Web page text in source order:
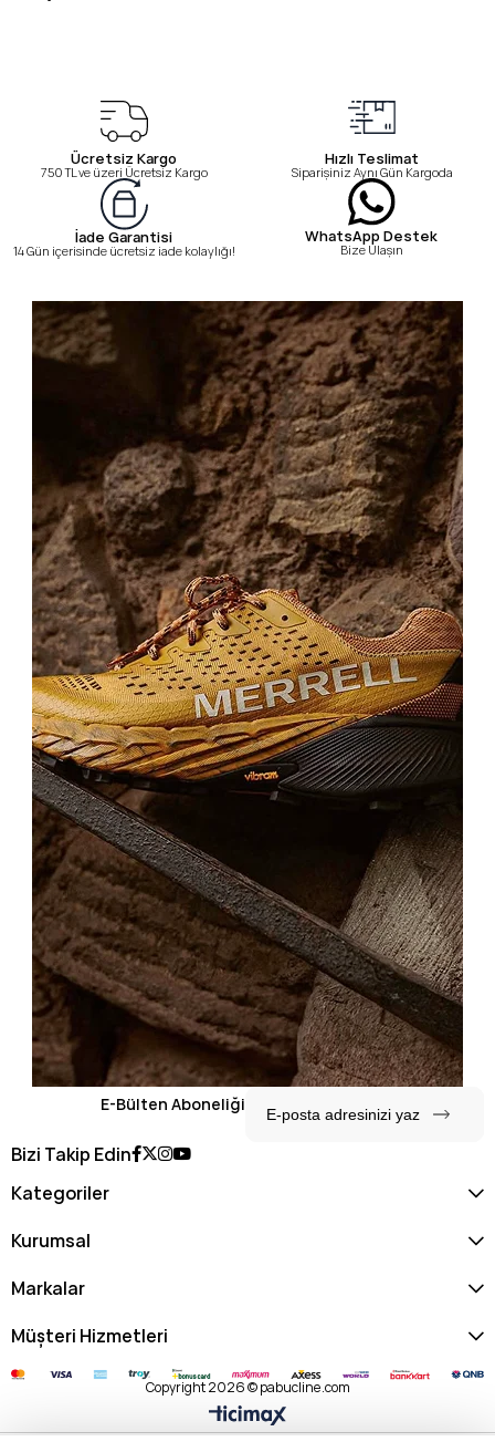
Ücretsiz Kargo
750 TL ve üzeri Ücretsiz Kargo
Hızlı Teslimat
Siparişiniz Aynı Gün Kargoda
İade Garantisi
14 Gün içerisinde ücretsiz iade kolaylığı!
WhatsApp Destek
Bize Ulaşın
E-Bülten Aboneliği
Bizi Takip Edin
Kategoriler
Kurumsal
Markalar
Müşteri Hizmetleri
Copyright 2026 © pabucline.com